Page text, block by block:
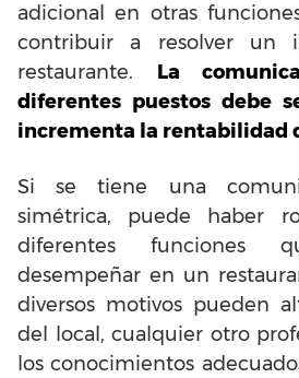
adicional en otras
contribuir a resolver un
restaurante. La
diferentes puestos debe
incrementa la rentabilidad
Si se tiene una
simétrica, puede haber
diferentes funciones
desempeñar en un
diversos motivos pueden
del local, cualquier otro
los conocimientos